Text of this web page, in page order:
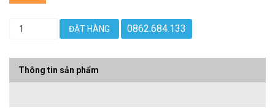
ĐẶT HÀNG 0862.684.133
Thông tin sản phẩm